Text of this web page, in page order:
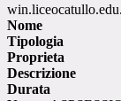
Nome
Tipologia
Proprieta
Descrizione
Durata